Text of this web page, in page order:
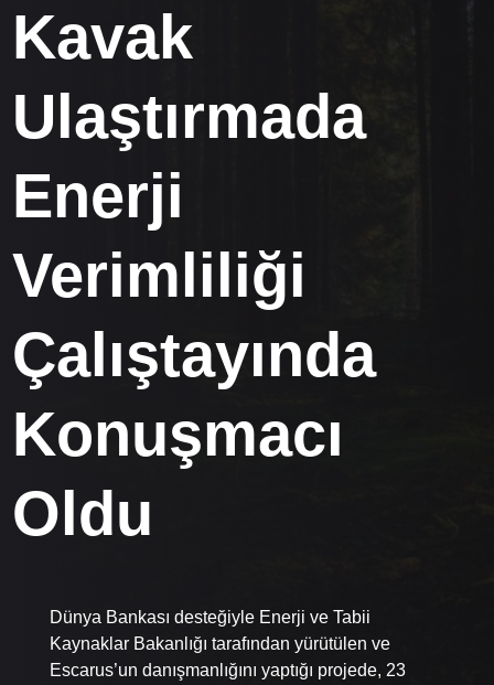
Kavak
Ulaştırmada
Enerji
Verimliliği
Çalıştayında
Konuşmacı
Oldu
Dünya Bankası desteğiyle Enerji ve Tabii
Kaynaklar Bakanlığı tarafından yürütülen ve
Escarus’un danışmanlığını yaptığı projede, 23